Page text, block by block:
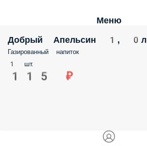
Меню
Добрый Апельсин 1, 0л
Газированный напиток
1 шт.
115 ₽